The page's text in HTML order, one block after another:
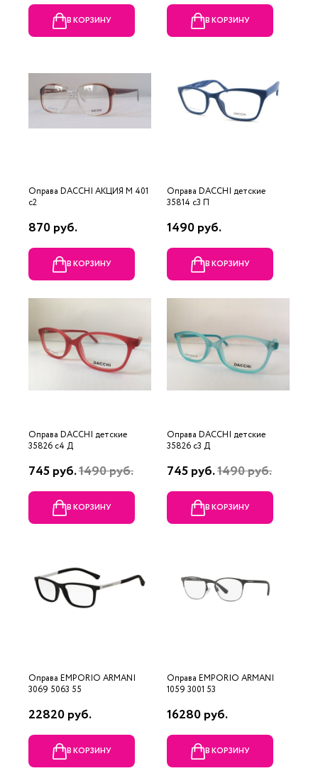
В КОРЗИНУ В КОРЗИНУ
Оправа DACCHI АКЦИЯ М 401
c2
870 руб.
В КОРЗИНУ
Оправа DACCHI детские
35814 c3 П
1490 руб.
В КОРЗИНУ
Оправа DACCHI детские
35826 c4 Д
745 руб.1490 руб.
В КОРЗИНУ
Оправа DACCHI детские
35826 c3 Д
745 руб.1490 руб.
В КОРЗИНУ
Оправа EMPORIO ARMANI
3069 5063 55
22820 руб.
В КОРЗИНУ
Оправа EMPORIO ARMANI
1059 3001 53
16280 руб.
В КОРЗИНУ